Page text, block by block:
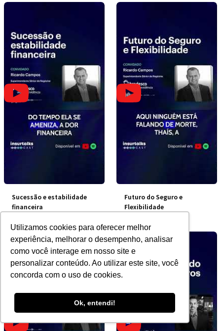
Utilizamos cookies para oferecer melhor
experiência, melhorar o desempenho, analisar
como você interage em nosso site e
personalizar conteúdo. Ao utilizar este site, você
concorda com o uso de cookies.
Ok, entendi!
Sucessão e estabilidade
financeira
Futuro do Seguro e
Flexibilidade